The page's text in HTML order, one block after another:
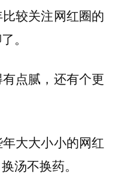
较关注网红圈的
。
点腻，还有个更
大大小小的网红
汤不换药。